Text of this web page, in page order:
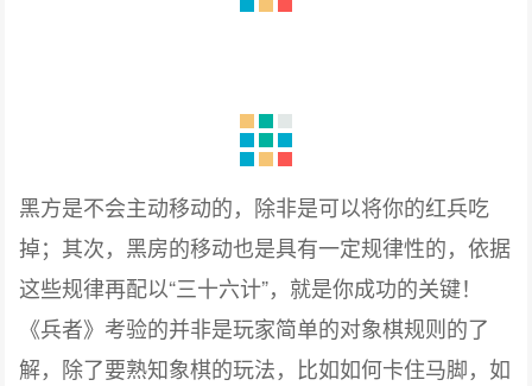
黑方是不会主动移动的，除非是可以将你的红兵吃
掉；其次，黑房的移动也是具有一定规律性的，依据
这些规律再配以“三十六计”，就是你成功的关键！
《兵者》考验的并非是玩家简单的对象棋规则的了
解，除了要熟知象棋的玩法，比如如何卡住马脚，如